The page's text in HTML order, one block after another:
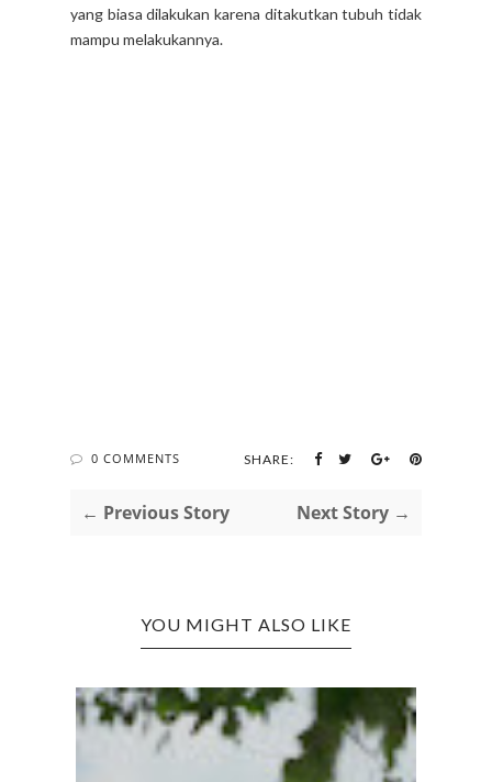
yang biasa dilakukan karena ditakutkan tubuh tidak
mampu melakukannya.
0 COMMENTS SHARE:
← Previous Story Next Story →
YOU MIGHT ALSO LIKE